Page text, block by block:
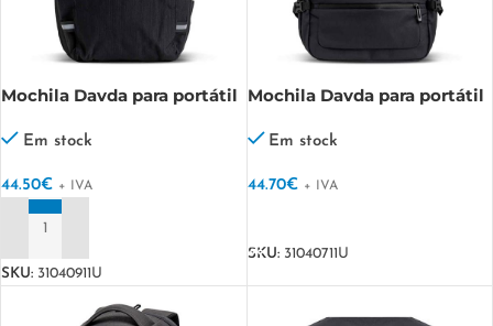
Mochila Davda para portátil
Azores
Em stock
44.50€ + IVA
SKU: 31040911U
Mochila Davda para portátil
Expandis
Em stock
44.70€ + IVA
SKU: 31040711U